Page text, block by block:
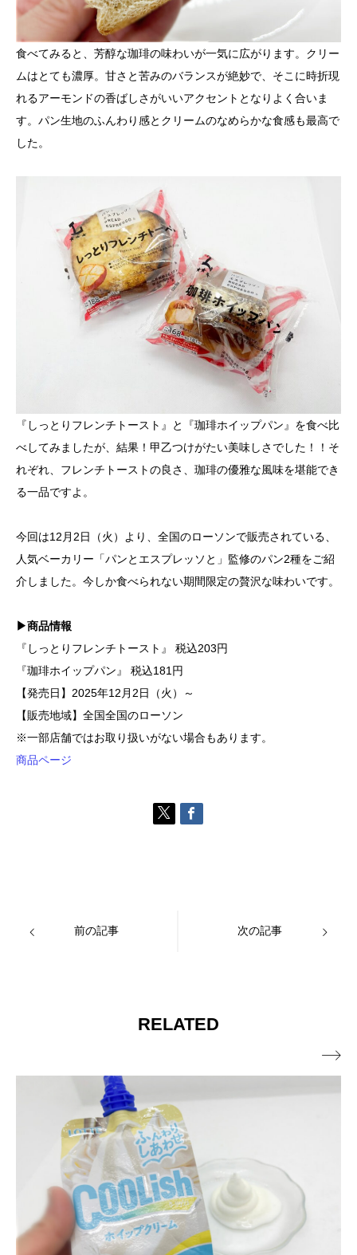
食べてみると、芳醇な珈琲の味わいが一気に広がります。クリー
ムはとても濃厚。甘さと苦みのバランスが絶妙で、そこに時折現
れるアーモンドの香ばしさがいいアクセントとなりよく合いま
す。パン生地のふんわり感とクリームのなめらかな食感も最高で
した。
『しっとりフレンチトースト』と『珈琲ホイップパン』を食べ比
べしてみましたが、結果！甲乙つけがたい美味しさでした！！そ
れぞれ、フレンチトーストの良さ、珈琲の優雅な風味を堪能でき
る一品ですよ。
今回は12月2日（火）より、全国のローソンで販売されている、
人気ベーカリー「パンとエスプレッソと」監修のパン2種をご紹
介しました。今しか食べられない期間限定の贅沢な味わいです。
▶商品情報
『しっとりフレンチトースト』 税込203円
『珈琲ホイップパン』 税込181円
【発売日】2025年12月2日（火）～
【販売地域】全国全国のローソン
※一部店舗ではお取り扱いがない場合もあります。
商品ページ
前の記事 次の記事
RELATED
